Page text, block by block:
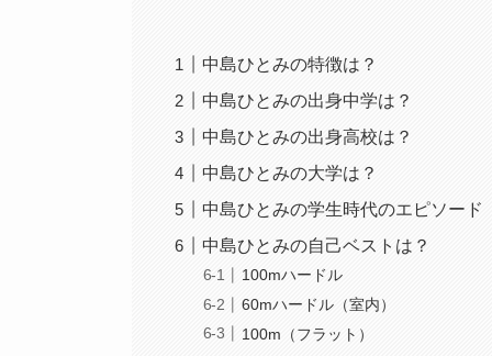
中島ひとみの特徴は？
中島ひとみの出身中学は？
中島ひとみの出身高校は？
中島ひとみの大学は？
中島ひとみの学生時代のエピソード
中島ひとみの自己ベストは？
100mハードル
60mハードル（室内）
100m（フラット）